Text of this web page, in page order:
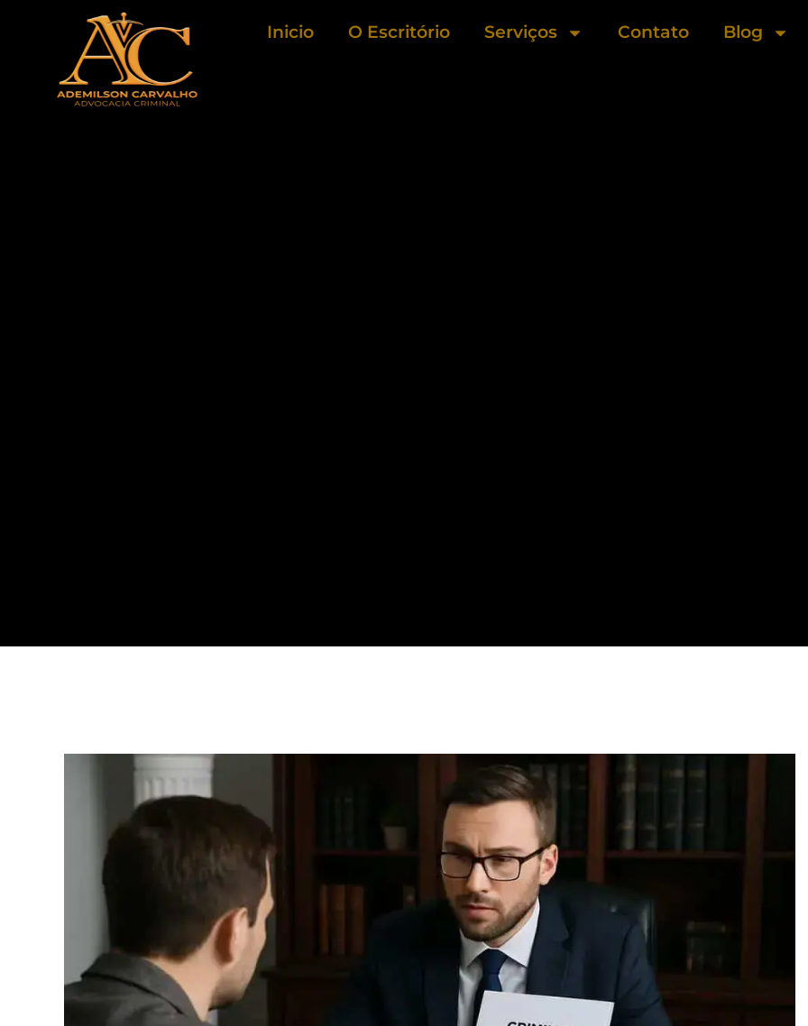
conteúdo
Inicio O Escritório Serviços Contato Blog